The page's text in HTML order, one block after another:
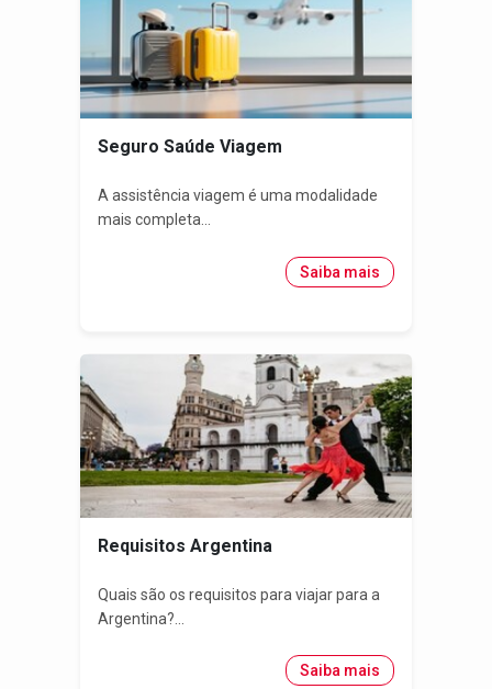
Seguro Saúde Viagem
A assistência viagem é uma modalidade
mais completa...
Saiba mais
Requisitos Argentina
Quais são os requisitos para viajar para a
Argentina?...
Saiba mais